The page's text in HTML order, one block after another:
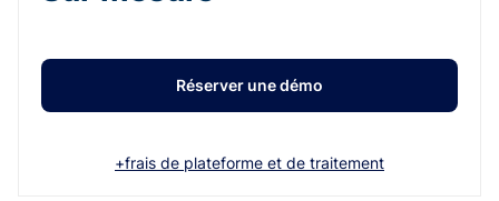
Réserver une démo
+frais de plateforme et de traitement